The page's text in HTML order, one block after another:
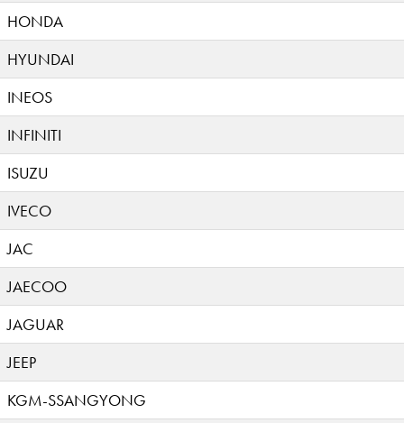
HONDA
HYUNDAI
INEOS
INFINITI
ISUZU
IVECO
JAC
JAECOO
JAGUAR
JEEP
KGM-SSANGYONG